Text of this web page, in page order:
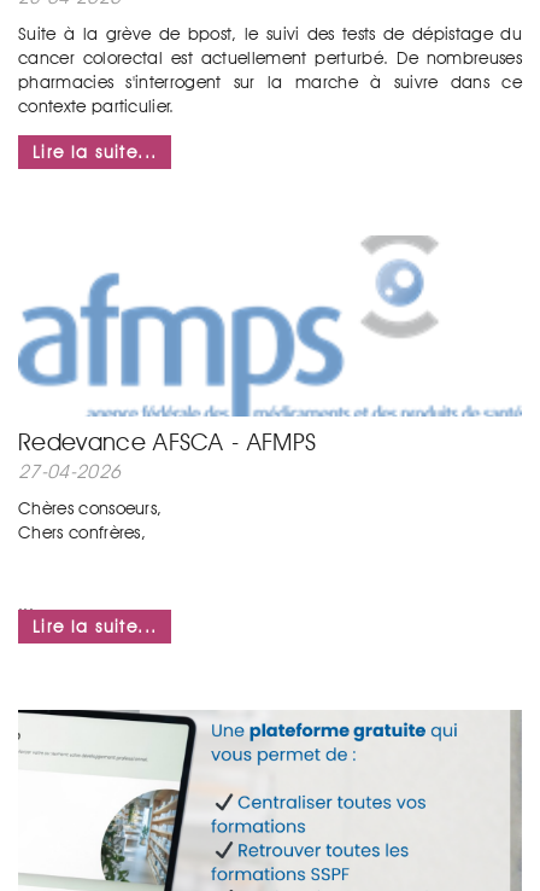
Suite à la grève de bpost, le suivi des tests de dépistage du
cancer colorectal est actuellement perturbé. De nombreuses
pharmacies s'interrogent sur la marche à suivre dans ce
contexte particulier.
Lire la suite...
Redevance AFSCA - AFMPS
27-04-2026
Chères consoeurs,
Chers confrères,
...
Lire la suite...